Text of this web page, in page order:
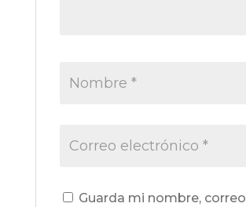
Guarda mi nombre, correo